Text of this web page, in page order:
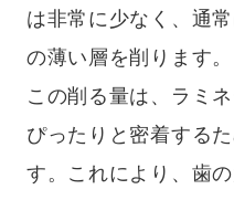
は非常に少なく、通
の薄い層を削ります。
この削る量は、ラミ
ぴったりと密着する
す。これにより、歯